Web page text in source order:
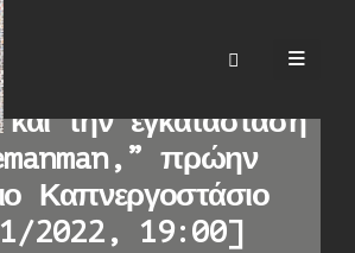
Ελβετού καλλιτέχνη
Hirschhorn για το
την εγκατάσταση
πρώην
Καπνεργοστάσιο
2022, 19:00]